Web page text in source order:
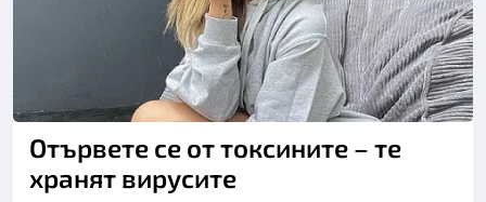
Отървете се от токсините – те
хранят вирусите